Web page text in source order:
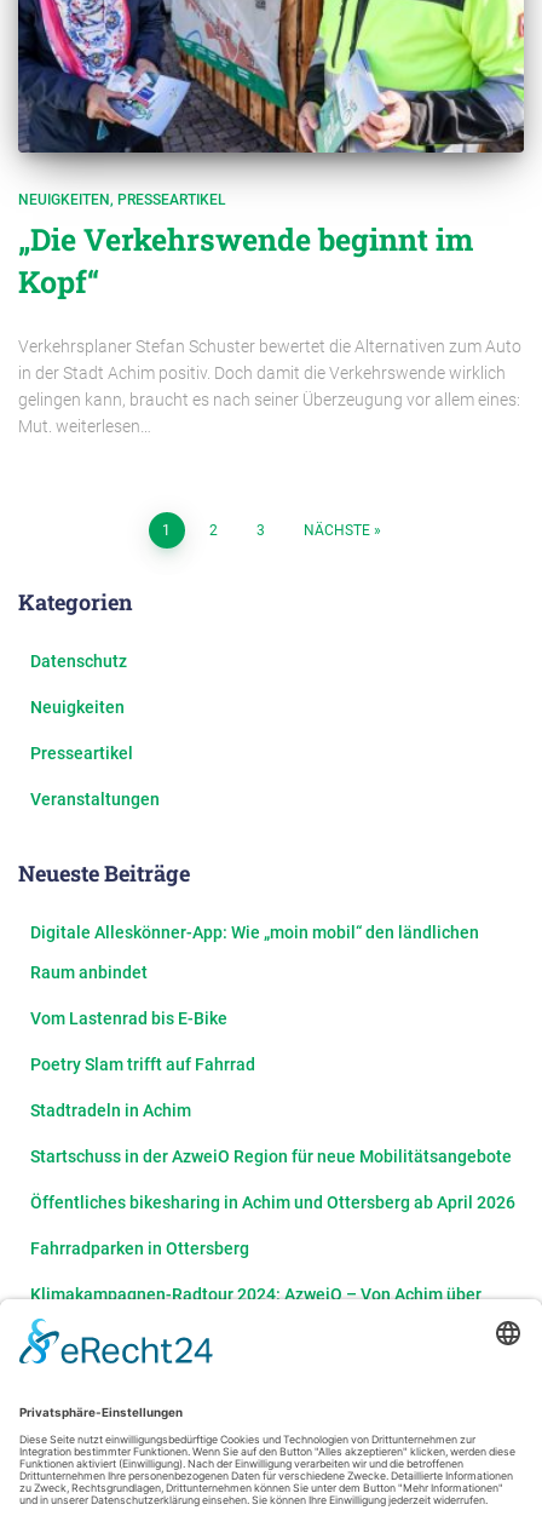
NEUIGKEITEN PRESSEARTIKEL
„Die Verkehrswende beginnt im
Kopf“
Verkehrsplaner Stefan Schuster bewertet die Alternativen zum Auto
in der Stadt Achim positiv. Doch damit die Verkehrswende wirklich
gelingen kann, braucht es nach seiner Überzeugung vor allem eines:
Mut. weiterlesen…
Seitennummerierung
der
Beiträge
1 2 3 NÄCHSTE
Kategorien
Datenschutz
Neuigkeiten
Presseartikel
Veranstaltungen
Neueste Beiträge
Digitale Alleskönner-App: Wie „moin mobil“ den ländlichen
Raum anbindet
Vom Lastenrad bis E-Bike
Poetry Slam trifft auf Fahrrad
Stadtradeln in Achim
Startschuss in der AzweiO Region für neue Mobilitätsangebote
Öffentliches bikesharing in Achim und Ottersberg ab April 2026
Fahrradparken in Ottersberg
Klimakampagnen-Radtour 2024: AzweiO – Von Achim über
Oyten nach Ottersberg
Mobilität – Weniger Raum für Autos